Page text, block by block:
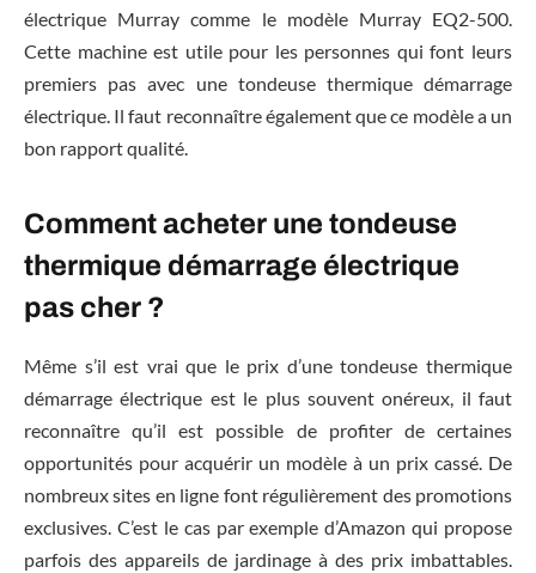
électrique Murray comme le modèle Murray EQ2-500.
Cette machine est utile pour les personnes qui font leurs
premiers pas avec une tondeuse thermique démarrage
électrique. Il faut reconnaître également que ce modèle a un
bon rapport qualité.
Comment acheter une tondeuse
thermique démarrage électrique
pas cher ?
Même s’il est vrai que le prix d’une tondeuse thermique
démarrage électrique est le plus souvent onéreux, il faut
reconnaître qu’il est possible de profiter de certaines
opportunités pour acquérir un modèle à un prix cassé. De
nombreux sites en ligne font régulièrement des promotions
exclusives. C’est le cas par exemple d’Amazon qui propose
parfois des appareils de jardinage à des prix imbattables.